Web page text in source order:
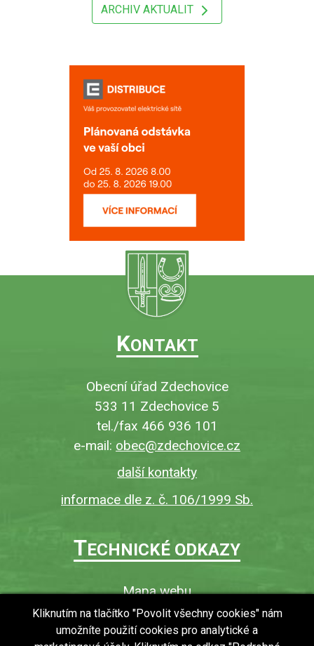
ARCHIV AKTUALIT
KONTAKT
Obecní úřad Zdechovice
533 11 Zdechovice 5
tel./fax 466 936 101
e-mail: obec@zdechovice.cz
další kontakty
informace dle z. č. 106/1999 Sb.
TECHNICKÉ ODKAZY
Mapa webu
O webu
Povinně zveřejňované informace
Kliknutím na tlačítko "Povolit všechny cookies" nám
umožníte použití cookies pro analytické a